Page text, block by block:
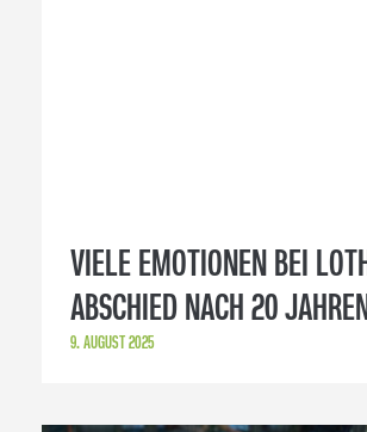
VIELE EMOTIONEN BEI
ABSCHIED NACH 20
9. AUGUST 2025